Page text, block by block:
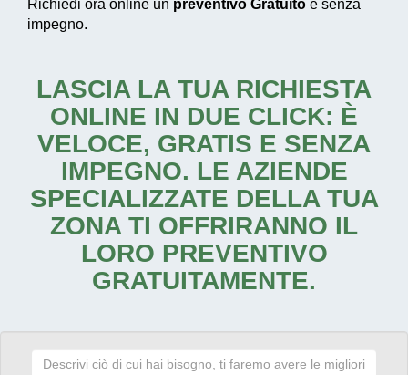
Richiedi ora online un preventivo Gratuito e senza
impegno.
LASCIA LA TUA RICHIESTA
ONLINE IN DUE CLICK: È
VELOCE, GRATIS E SENZA
IMPEGNO. LE AZIENDE
SPECIALIZZATE DELLA TUA
ZONA TI OFFRIRANNO IL
LORO PREVENTIVO
GRATUITAMENTE.